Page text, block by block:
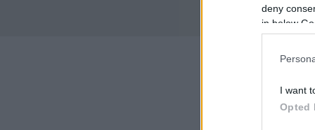
deny
in below
I want
Opted